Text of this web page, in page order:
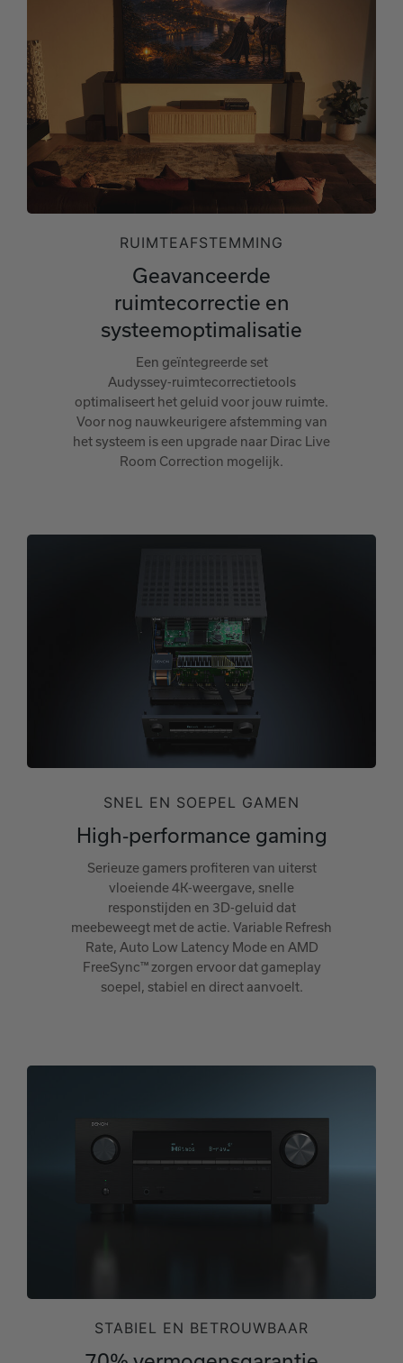
RUIMTEAFSTEMMING
Geavanceerde
ruimtecorrectie en
systeemoptimalisatie
Een geïntegreerde set
Audyssey‑ruimtecorrectietools
optimaliseert het geluid voor jouw ruimte.
Voor nog nauwkeurigere afstemming van
het systeem is een upgrade naar Dirac Live
Room Correction mogelijk.
SNEL EN SOEPEL GAMEN
High‑performance gaming
Serieuze gamers profiteren van uiterst
vloeiende 4K‑weergave, snelle
responstijden en 3D‑geluid dat
meebeweegt met de actie. Variable Refresh
Rate, Auto Low Latency Mode en AMD
FreeSync™ zorgen ervoor dat gameplay
soepel, stabiel en direct aanvoelt.
STABIEL EN BETROUWBAAR